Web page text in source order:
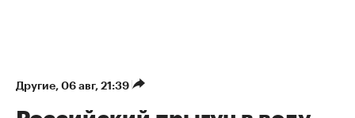
Другие⁠, 06 авг, 21:39